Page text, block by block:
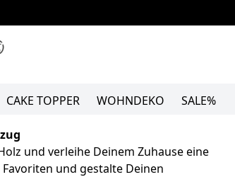
CAKE TOPPER WOHNDEKO SALE%
und verleihe Deinem Zuhause eine
und gestalte Deinen